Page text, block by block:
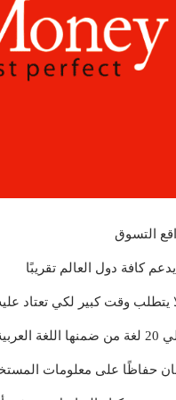
التسوق
كافة دول العالم تقريبًا
يتطلب وقت كبير لكي تعتاد
حفاظًا على معلومات